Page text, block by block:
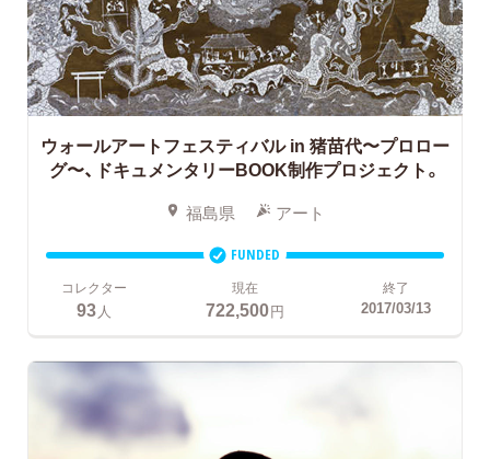
ウォールアートフェスティバル in 猪苗代〜プロロー
グ〜、ドキュメンタリーBOOK制作プロジェクト。
福島県 アート
FUNDED
コレクター
93 人
現在
722,500円
終了
2017/03/13